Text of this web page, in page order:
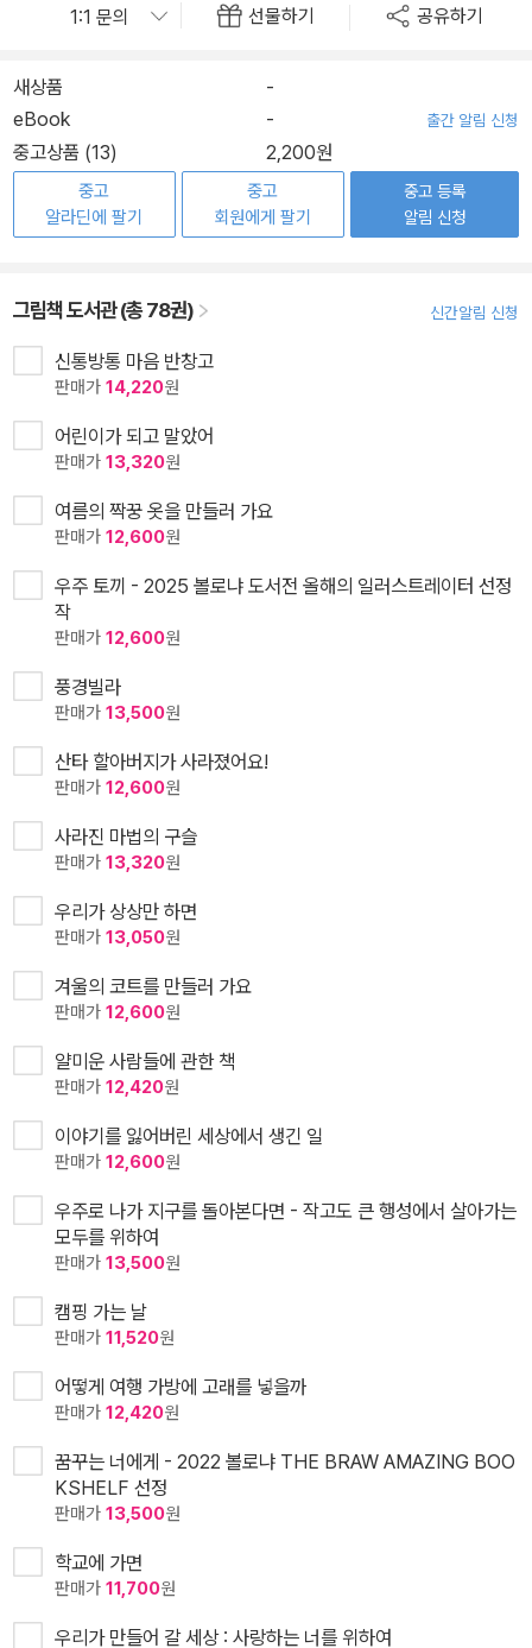
선물하기 공유하기
새상품
-
eBook
- 출간 알림 신청
중고상품 (13) 2,200원
중고
알라딘에 팔기
중고
회원에게 팔기
중고 등록
알림 신청
그림책 도서관 (총 78권) 신간알림 신청
신통방통 마음 반창고
판매가 14,220원
어린이가 되고 말았어
판매가 13,320원
여름의 짝꿍 옷을 만들러 가요
판매가 12,600원
우주 토끼 - 2025 볼로냐 도서전 올해의 일러스트레이터 선정
작
판매가 12,600원
풍경빌라
판매가 13,500원
산타 할아버지가 사라졌어요!
판매가 12,600원
사라진 마법의 구슬
판매가 13,320원
우리가 상상만 하면
판매가 13,050원
겨울의 코트를 만들러 가요
판매가 12,600원
얄미운 사람들에 관한 책
판매가 12,420원
이야기를 잃어버린 세상에서 생긴 일
판매가 12,600원
우주로 나가 지구를 돌아본다면 - 작고도 큰 행성에서 살아가는
모두를 위하여
판매가 13,500원
캠핑 가는 날
판매가 11,520원
어떻게 여행 가방에 고래를 넣을까
판매가 12,420원
꿈꾸는 너에게 - 2022 볼로냐 THE BRAW AMAZING BOO
KSHELF 선정
판매가 13,500원
학교에 가면
판매가 11,700원
우리가 만들어 갈 세상 : 사랑하는 너를 위하여